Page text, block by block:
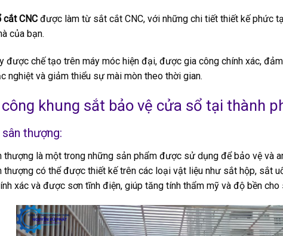
cắt CNCđược làm từ sắt cắt CNC, với những chi tiết thiết kế phức
của bạn.
được chế tạo trên máy móc hiện đại, được gia công chính xác,
nghiệt và giảm thiểu sự mài mòn theo thời gian.
khung sắt bảo vệ cửa sổ tại thành
thượng:
thượng là một trong những sản phẩm được sử dụng để bảo vệ và
thượng có thể được thiết kế trên các loại vật liệu như sắt hộp, sắt
xác và được sơn tĩnh điện, giúp tăng tính thẩm mỹ và độ bền cho